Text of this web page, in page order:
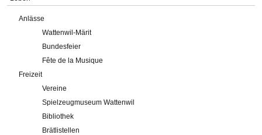
Anlässe
Wattenwil-Märit
Bundesfeier
Fête de la Musique
Freizeit
Vereine
Spielzeugmuseum Wattenwil
Bibliothek
Brätlistellen